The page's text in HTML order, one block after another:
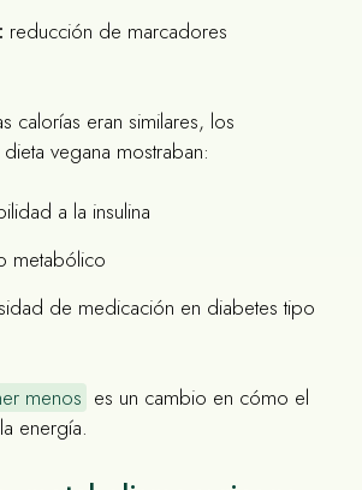
reducción de marcadores
calorías eran similares, los
vegana mostraban:
a la insulina
metabólico
de medicación en diabetes tipo
menos es un cambio en cómo el
energía.